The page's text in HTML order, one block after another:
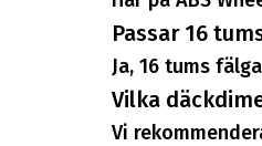
Passar 16
Ja, 16 tums
Vilka
Vi